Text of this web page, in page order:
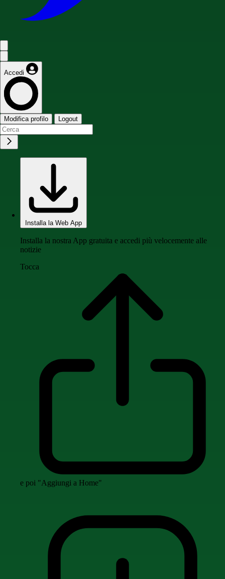
Accedi
Modifica profilo Logout
Installa la Web App
Installa la nostra App gratuita e accedi più velocemente alle
notizie
Tocca
e poi "Aggiungi a Home"